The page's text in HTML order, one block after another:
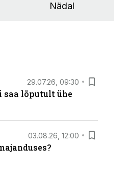
Nädal
29.07.26, 09:30
lõputult ühe
03.08.26, 12:00